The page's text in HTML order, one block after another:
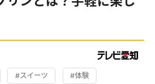
#スイーツ #体験